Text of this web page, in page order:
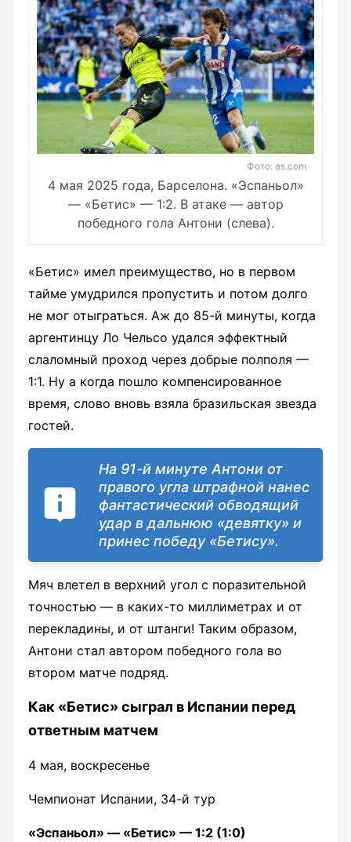
Фото: as.com
4 мая 2025 года, Барселона. «Эспаньол»
— «Бетис» — 1:2. В атаке — автор
победного гола Антони (слева).
«Бетис» имел преимущество, но в первом
тайме умудрился пропустить и потом долго
не мог отыграться. Аж до 85-й минуты, когда
аргентинцу Ло Чельсо удался эффектный
слаломный проход через добрые полполя —
1:1. Ну а когда пошло компенсированное
время, слово вновь взяла бразильская звезда
гостей.
На 91-й минуте Антони от
правого угла штрафной нанес
фантастический обводящий
удар в дальнюю «девятку» и
принес победу «Бетису».
Мяч влетел в верхний угол с поразительной
точностью — в каких-то миллиметрах и от
перекладины, и от штанги! Таким образом,
Антони стал автором победного гола во
втором матче подряд.
Как «Бетис» сыграл в Испании перед
ответным матчем
4 мая, воскресенье
Чемпионат Испании, 34-й тур
«Эспаньол» — «Бетис» — 1:2 (1:0)